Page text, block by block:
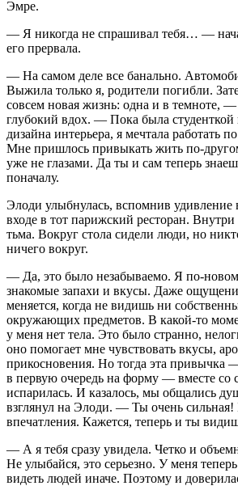
Эмре.
— Я никогда не спрашивал тебя… —
его прервала.
— На самом деле все банально.
Выжила только я, родители погибли.
совсем новая жизнь: одна и в темноте,
глубокий вдох. — Пока была
дизайна интерьера, я мечтала работать
Мне пришлось привыкать жить по-
уже не глазами. Да ты и сам теперь
поначалу.
Элоди улыбнулась, вспомнив удивление
входе в тот парижский ресторан.
тьма. Вокруг стола сидели люди, но
ничего вокруг.
— Да, это было незабываемо. Я по-
знакомые запахи и вкусы. Даже
меняется, когда не видишь ни
окружающих предметов. В какой-то
у меня нет тела. Это было странно,
оно помогает мне чувствовать вкусы,
прикосновения. Но тогда эта привычка
в первую очередь на форму — вместе со
испарилась. И казалось, мы общались
взглянул на Элоди. — Ты очень сильная!
впечатления. Кажется, теперь и ты
— А я тебя сразу увидела. Четко и
Не улыбайся, это серьезно. У меня
видеть людей иначе. Поэтому и